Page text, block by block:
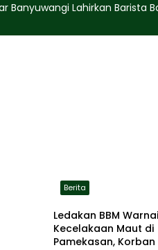
Banyuwangi Lahirkan Barista
Berita
Ledakan BBM Warnai
Kecelakaan Maut di
Pamekasan, Korban